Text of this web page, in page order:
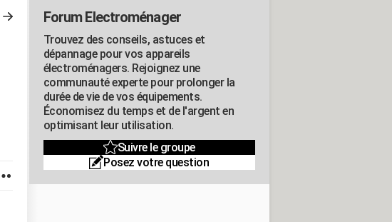
Forum Electroménager
Trouvez des conseils, astuces et
dépannage pour vos appareils
électroménagers. Rejoignez une
communauté experte pour prolonger la
durée de vie de vos équipements.
Économisez du temps et de l'argent en
optimisant leur utilisation.
Suivre le groupe
Posez votre question